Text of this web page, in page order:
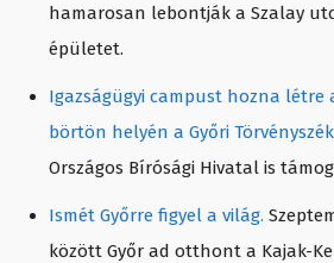
hamarosan lebontják a Szalay
épületet.
Igazságügyi campust hozna létre
börtön helyén a Győri Törvényszék
Országos Bírósági Hivatal is
Ismét Győrre figyel a világ.
között Győr ad otthont a Kajak-